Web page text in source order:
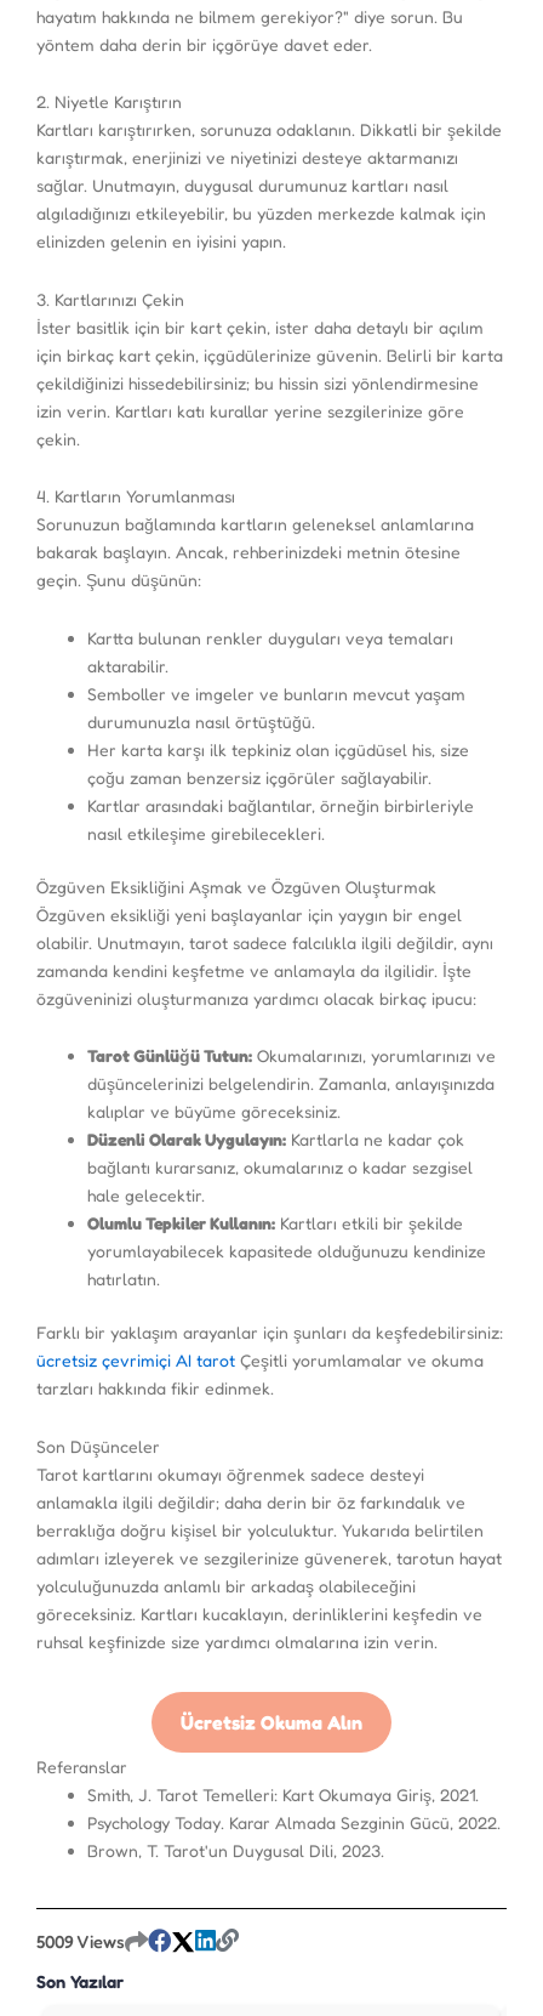
hayatım hakkında ne bilmem gerekiyor?" diye sorun. Bu
yöntem daha derin bir içgörüye davet eder.
2. Niyetle Karıştırın
Kartları karıştırırken, sorunuza odaklanın. Dikkatli bir şekilde
karıştırmak, enerjinizi ve niyetinizi desteye aktarmanızı
sağlar. Unutmayın, duygusal durumunuz kartları nasıl
algıladığınızı etkileyebilir, bu yüzden merkezde kalmak için
elinizden gelenin en iyisini yapın.
3. Kartlarınızı Çekin
İster basitlik için bir kart çekin, ister daha detaylı bir açılım
için birkaç kart çekin, içgüdülerinize güvenin. Belirli bir karta
çekildiğinizi hissedebilirsiniz; bu hissin sizi yönlendirmesine
izin verin. Kartları katı kurallar yerine sezgilerinize göre
çekin.
4. Kartların Yorumlanması
Sorunuzun bağlamında kartların geleneksel anlamlarına
bakarak başlayın. Ancak, rehberinizdeki metnin ötesine
geçin. Şunu düşünün:
Kartta bulunan renkler duyguları veya temaları
aktarabilir.
Semboller ve imgeler ve bunların mevcut yaşam
durumunuzla nasıl örtüştüğü.
Her karta karşı ilk tepkiniz olan içgüdüsel his, size
çoğu zaman benzersiz içgörüler sağlayabilir.
Kartlar arasındaki bağlantılar, örneğin birbirleriyle
nasıl etkileşime girebilecekleri.
Özgüven Eksikliğini Aşmak ve Özgüven Oluşturmak
Özgüven eksikliği yeni başlayanlar için yaygın bir engel
olabilir. Unutmayın, tarot sadece falcılıkla ilgili değildir, aynı
zamanda kendini keşfetme ve anlamayla da ilgilidir. İşte
özgüveninizi oluşturmanıza yardımcı olacak birkaç ipucu:
Tarot Günlüğü Tutun: Okumalarınızı, yorumlarınızı ve
düşüncelerinizi belgelendirin. Zamanla, anlayışınızda
kalıplar ve büyüme göreceksiniz.
Düzenli Olarak Uygulayın: Kartlarla ne kadar çok
bağlantı kurarsanız, okumalarınız o kadar sezgisel
hale gelecektir.
Olumlu Tepkiler Kullanın: Kartları etkili bir şekilde
yorumlayabilecek kapasitede olduğunuzu kendinize
hatırlatın.
Farklı bir yaklaşım arayanlar için şunları da keşfedebilirsiniz:
ücretsiz çevrimiçi AI tarot Çeşitli yorumlamalar ve okuma
tarzları hakkında fikir edinmek.
Son Düşünceler
Tarot kartlarını okumayı öğrenmek sadece desteyi
anlamakla ilgili değildir; daha derin bir öz farkındalık ve
berraklığa doğru kişisel bir yolculuktur. Yukarıda belirtilen
adımları izleyerek ve sezgilerinize güvenerek, tarotun hayat
yolculuğunuzda anlamlı bir arkadaş olabileceğini
göreceksiniz. Kartları kucaklayın, derinliklerini keşfedin ve
ruhsal keşfinizde size yardımcı olmalarına izin verin.
Ücretsiz Okuma Alın
Referanslar
Smith, J. Tarot Temelleri: Kart Okumaya Giriş, 2021.
Psychology Today. Karar Almada Sezginin Gücü, 2022.
Brown, T. Tarot'un Duygusal Dili, 2023.
5009 Views
Son Yazılar